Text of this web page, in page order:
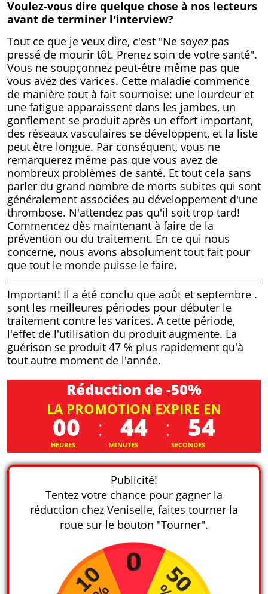
Voulez-vous dire quelque chose à nos lecteurs
avant de terminer l'interview?
Tout ce que je veux dire, c'est "Ne soyez pas
pressé de mourir tôt. Prenez soin de votre santé".
Vous ne soupçonnez peut-être même pas que
vous avez des varices. Cette maladie commence
de manière tout à fait sournoise: une lourdeur et
une fatigue apparaissent dans les jambes, un
gonflement se produit après un effort important,
des réseaux vasculaires se développent, et la liste
peut être longue. Par conséquent, vous ne
remarquerez même pas que vous avez de
nombreux problèmes de santé. Et tout cela sans
parler du grand nombre de morts subites qui sont
généralement associées au développement d'une
thrombose. N'attendez pas qu'il soit trop tard!
Commencez dès maintenant à faire de la
prévention ou du traitement. En ce qui nous
concerne, nous avons absolument tout fait pour
que tout le monde puisse le faire.
Important! Il a été conclu que août et septembre .
sont les meilleures périodes pour débuter le
traitement contre les varices. À cette période,
l'effet de l'utilisation du produit augmente. La
guérison se produit 47 % plus rapidement qu'à
tout autre moment de l'année.
Réduction de -50%
LA PROMOTION EXPIRE EN
00 : 44 : 52
HEURES MINUTES SECONDES
Publicité!
Tentez votre chance pour gagner la
réduction chez Veniselle, faites tourner la
roue sur le bouton "Tourner".